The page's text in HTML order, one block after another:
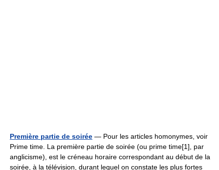
Première partie de soirée — Pour les articles homonymes, voir
Prime time. La première partie de soirée (ou prime time[1], par
anglicisme), est le créneau horaire correspondant au début de la
soirée, à la télévision, durant lequel on constate les plus fortes